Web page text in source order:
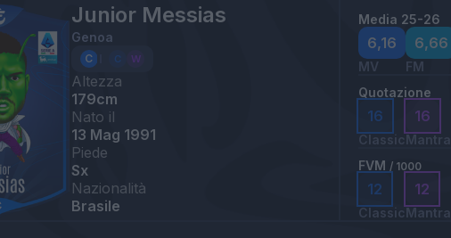
Junior Messias
Genoa
Altezza
179cm
Nato il
13 Mag 1991
Piede
Sx
Nazionalità
Brasile
Media 25-26
6,16
MV
6,66
FM
Quotazione
16
Classic
16
Mantra
FVM / 1000
12
Classic
12
Mantra